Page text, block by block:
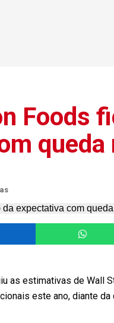
Foods
queda
as estimativas de Wall
este ano, diante